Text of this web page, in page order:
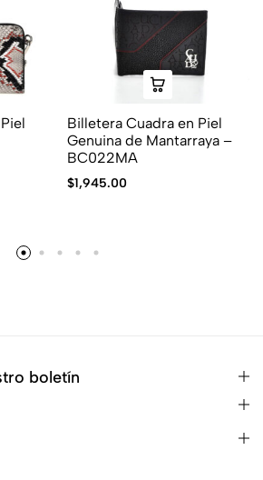
Billetera Cuadra en Piel
Genuina de Mantarraya –
BC022MA
$1,945.00
boletín